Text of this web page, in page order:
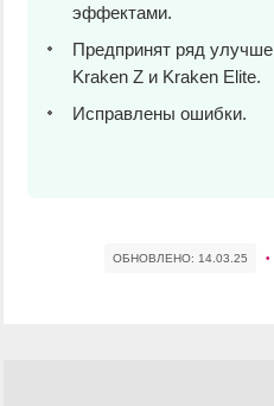
эффектами.
Предпринят ряд
Kraken Z и Kraken Elite.
Исправлены ошибки.
ОБНОВЛЕНО: 14.03.25 •